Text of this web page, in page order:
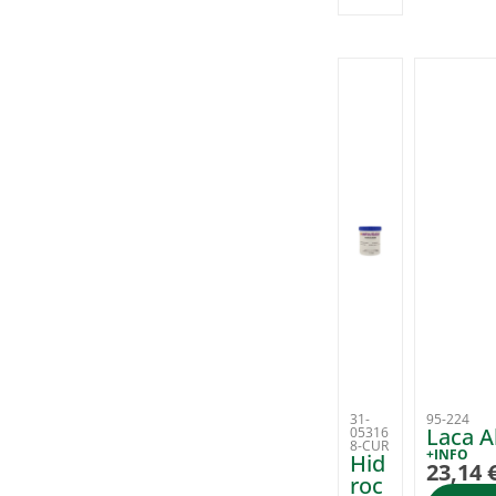
31-
05316
8-CUR
Hid
roc
95-224
Laca
+INFO
23,14